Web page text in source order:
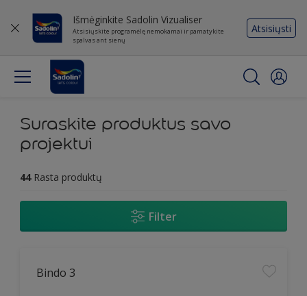
Išmėginkite Sadolin Vizualiser
Atsisiųskite programėlę nemokamai ir pamatykite
spalvas ant sienų
Atsisiųsti
Suraskite produktus savo
projektui
44 Rasta produktų
Filter
Bindo 3